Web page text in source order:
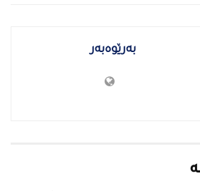
بەرێوەبەر